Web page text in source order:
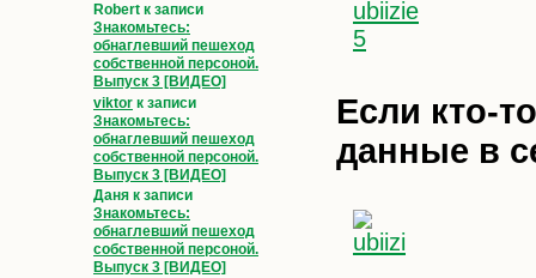
Robert к записи
Знакомьтесь:
обнаглевший пешеход
собственной персоной.
Выпуск 3 [ВИДЕО]
viktor к записи
Знакомьтесь:
обнаглевший пешеход
собственной персоной.
Выпуск 3 [ВИДЕО]
Даня к записи
Знакомьтесь:
обнаглевший пешеход
собственной персоной.
Выпуск 3 [ВИДЕО]
Если кто-
данные в